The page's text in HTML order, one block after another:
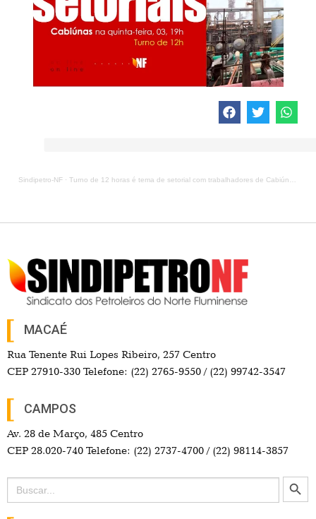
Sindipetro-NF · Turno de 12 horas é tema de setorial com trabalhadores de Cabiúnas nesta quinta
MACAÉ
Rua Tenente Rui Lopes Ribeiro, 257 Centro
CEP 27910-330 Telefone: (22) 2765-9550 / (22) 99742-3547
CAMPOS
Av. 28 de Março, 485 Centro
CEP 28.020-740 Telefone: (22) 2737-4700 / (22) 98114-3857
Search
for:
Search Button